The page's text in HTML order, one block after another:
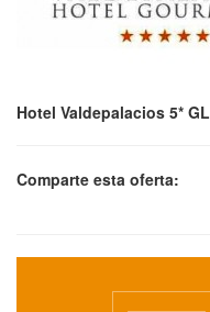
Hotel Valdepalacios 5* GL
Comparte esta oferta: